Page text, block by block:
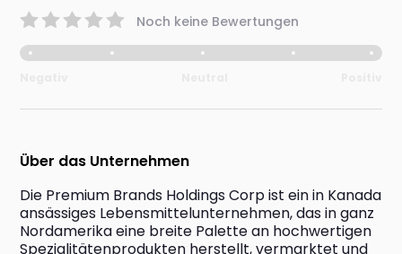
Noch keine Bewertungen
Über das Unternehmen
Die Premium Brands Holdings Corp ist ein in Kanada
ansässiges Lebensmittelunternehmen, das in ganz
Nordamerika eine breite Palette an hochwertigen
Spezialitätenprodukten herstellt, vermarktet und